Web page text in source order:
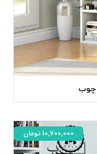
چوب
10,700,000 تومان